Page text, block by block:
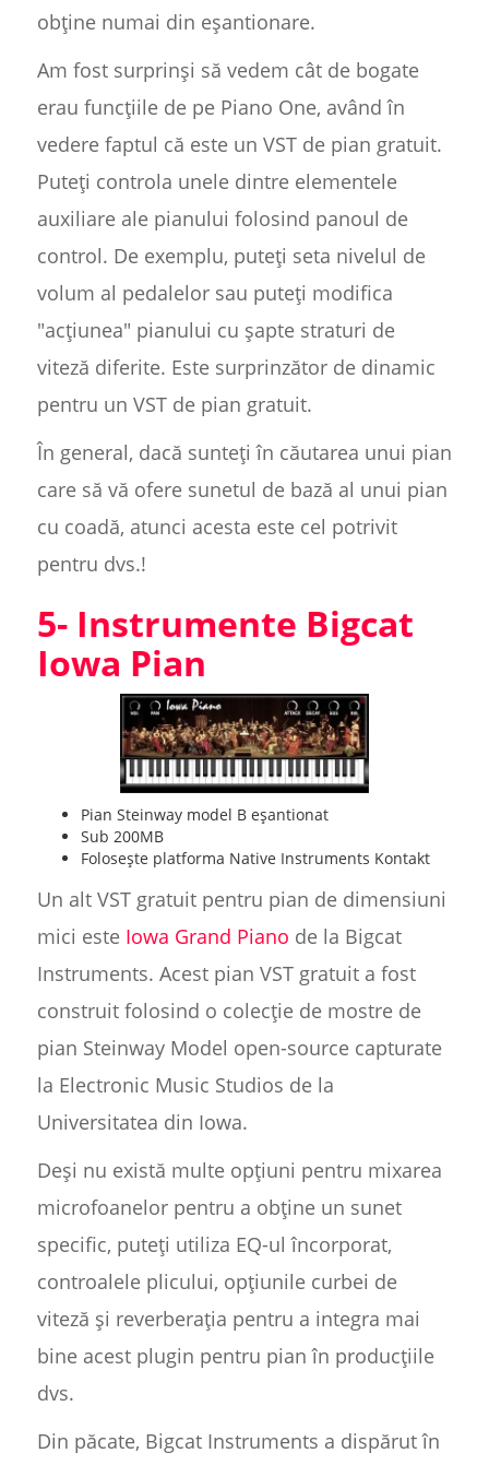
obține numai din eșantionare.
Am fost surprinși să vedem cât de bogate
erau funcțiile de pe Piano One, având în
vedere faptul că este un VST de pian gratuit.
Puteți controla unele dintre elementele
auxiliare ale pianului folosind panoul de
control. De exemplu, puteți seta nivelul de
volum al pedalelor sau puteți modifica
"acțiunea" pianului cu șapte straturi de
viteză diferite. Este surprinzător de dinamic
pentru un VST de pian gratuit.
În general, dacă sunteți în căutarea unui pian
care să vă ofere sunetul de bază al unui pian
cu coadă, atunci acesta este cel potrivit
pentru dvs.!
5- Instrumente Bigcat
Iowa Pian
Pian Steinway model B eșantionat
Sub 200MB
Folosește platforma Native Instruments Kontakt
Un alt VST gratuit pentru pian de dimensiuni
mici este Iowa Grand Piano de la Bigcat
Instruments. Acest pian VST gratuit a fost
construit folosind o colecție de mostre de
pian Steinway Model open-source capturate
la Electronic Music Studios de la
Universitatea din Iowa.
Deși nu există multe opțiuni pentru mixarea
microfoanelor pentru a obține un sunet
specific, puteți utiliza EQ-ul încorporat,
controalele plicului, opțiunile curbei de
viteză și reverberația pentru a integra mai
bine acest plugin pentru pian în producțiile
dvs.
Din păcate, Bigcat Instruments a dispărut în